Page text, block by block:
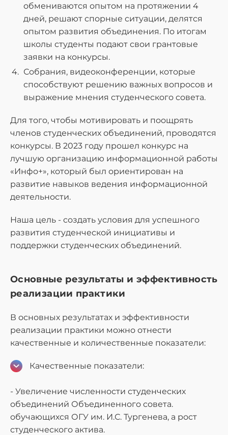
обмениваются опытом на протяжении 4
дней, решают спорные ситуации, делятся
опытом развития объединения. По итогам
школы студенты подают свои грантовые
заявки на конкурсы.
Собрания, видеоконференции, которые
способствуют решению важных вопросов и
выражение мнения студенческого совета.
Для того, чтобы мотивировать и поощрять
членов студенческих объединений, проводятся
конкурсы. В 2023 году прошел конкурс на
лучшую организацию информационной работы
«Инфо+», который был ориентирован на
развитие навыков ведения информационной
деятельности.
Наша цель - создать условия для успешного
развития студенческой инициативы и
поддержки студенческих объединений.
Основные результаты и эффективность
реализации практики
В основных результатах и эффективности
реализации практики можно отнести
качественные и количественные показатели:
Качественные показатели:
- Увеличение численности студенческих
объединений Объединенного совета.
обучающихся ОГУ им. И.С. Тургенева, а рост
студенческого актива.